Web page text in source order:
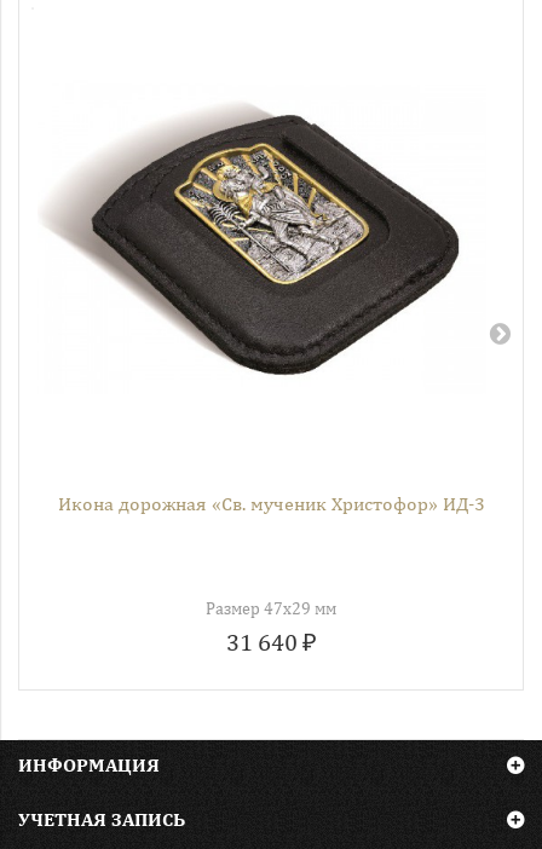
Икона дорожная «Св. мученик Христофор» ИД-3
Размер 47х29 мм
31 640 ₽
ИНФОРМАЦИЯ
УЧЕТНАЯ ЗАПИСЬ